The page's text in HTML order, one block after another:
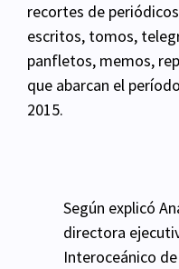
recortes de
escritos, tomos,
panfletos, memos,
que abarcan el
2015.
Según explicó
directora
Interoceánico de